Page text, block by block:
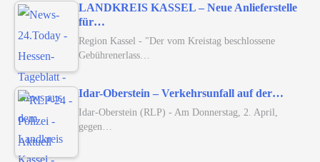
LANDKREIS KASSEL – Neue Anlieferstelle
für…
Region Kassel - "Der vom Kreistag beschlossene
Gebührenerlass…
Idar-Oberstein – Verkehrsunfall auf der…
Idar-Oberstein (RLP) - Am Donnerstag, 2. April,
gegen…